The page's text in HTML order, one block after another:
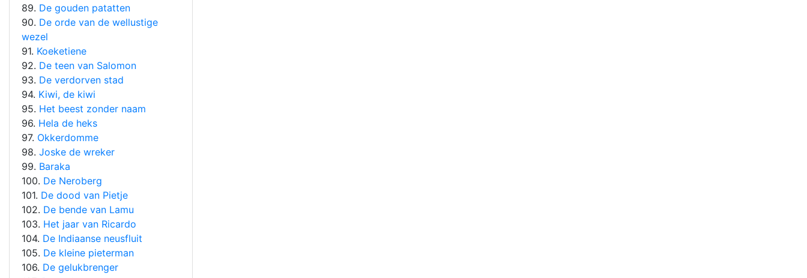
89. De gouden patatten
90. De orde van de wellustige
wezel
91. Koeketiene
92. De teen van Salomon
93. De verdorven stad
94. Kiwi, de kiwi
95. Het beest zonder naam
96. Hela de heks
97. Okkerdomme
98. Joske de wreker
99. Baraka
100. De Neroberg
101. De dood van Pietje
102. De bende van Lamu
103. Het jaar van Ricardo
104. De Indiaanse neusfluit
105. De kleine pieterman
106. De gelukbrenger